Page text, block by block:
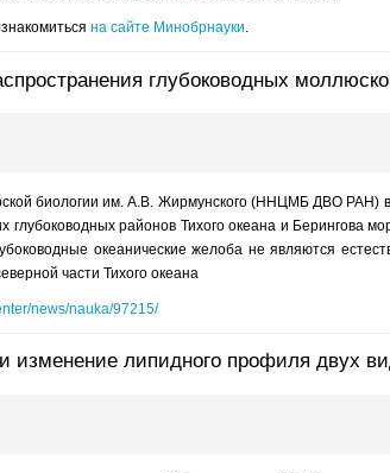
на сайте Минобрнауки.
глубоководных
биологии им. А.В. Жирмунского (ННЦМБ ДВО РАН)
глубоководных районов Тихого океана и Берингова
океанические желоба не являются
части Тихого океана
news/nauka/97215/
изменение липидного профиля двух